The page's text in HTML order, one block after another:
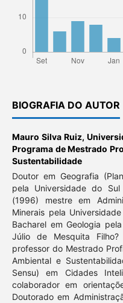
BIOGRAFIA DO AUTOR
Mauro Silva Ruiz,
Programa de Mestrado
Sustentabilidade
Doutor em Geografia
pela Universidade do
(1996) mestre em
Minerais pela
Bacharel em Geologia
Júlio de Mesquita
professor do Mestrado
Ambiental e
Sensu) em Cidades
colaborador em
Doutorado em